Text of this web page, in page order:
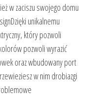
w zaciszu swojego domu
unikalnemu
który pozwoli
pozwoli wyrazić
oraz wbudowany port
w nim drobiazgi